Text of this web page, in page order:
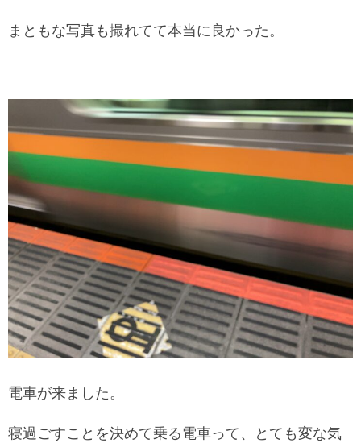
まともな写真も撮れてて本当に良かった。
電車が来ました。
寝過ごすことを決めて乗る電車って、とても変な気